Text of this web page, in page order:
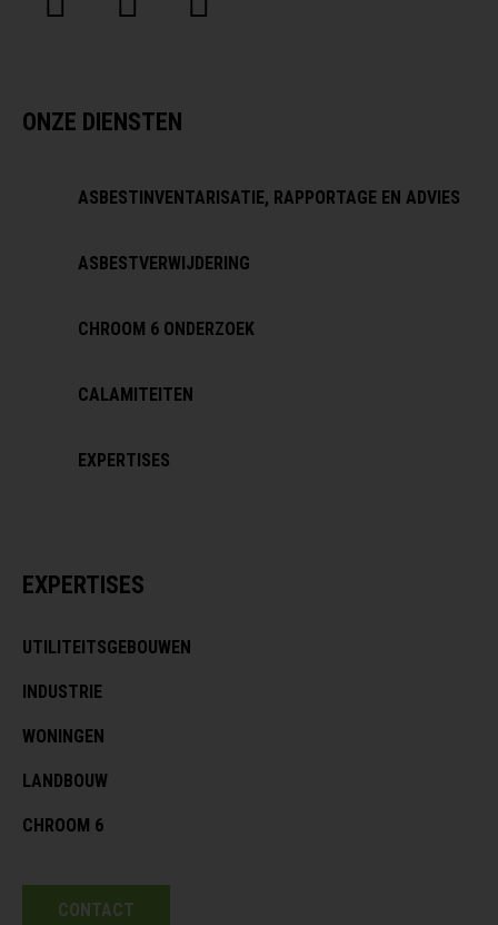
ONZE DIENSTEN
ASBESTINVENTARISATIE, RAPPORTAGE EN ADVIES
ASBESTVERWIJDERING
CHROOM 6 ONDERZOEK
CALAMITEITEN
EXPERTISES
EXPERTISES
UTILITEITSGEBOUWEN
INDUSTRIE
WONINGEN
LANDBOUW
CHROOM 6
CONTACT